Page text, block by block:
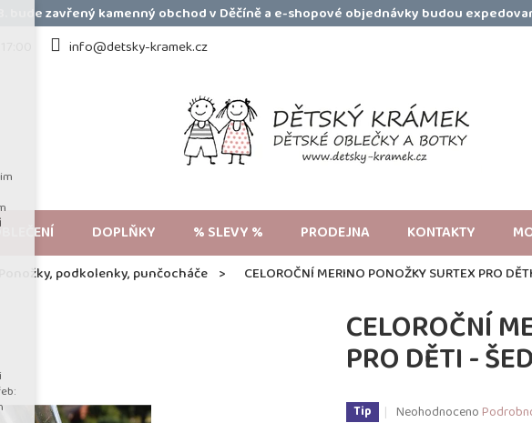
bude zavřený kamenný obchod v Děčíně a e-shopové objednávky budou
info@detsky-kramek.cz
DOPLŇKY % SLEVY % PRODEJNA KONTAKTY
Ponožky, podkolenky, punčocháče CELOROČNÍ MERINO PONOŽKY SURTEX PRO
CELOROČNÍ
PRO DĚTI -
Tip
Průměrné
Neohodnoceno